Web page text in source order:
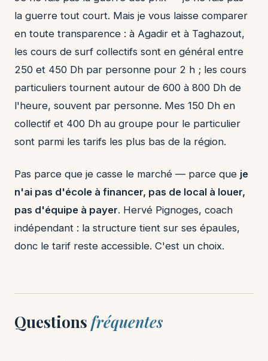
la guerre tout court. Mais je vous laisse comparer
en toute transparence : à Agadir et à Taghazout,
les cours de surf collectifs sont en général entre
250 et 450 Dh par personne pour 2 h ; les cours
particuliers tournent autour de 600 à 800 Dh de
l'heure, souvent par personne. Mes 150 Dh en
collectif et 400 Dh au groupe pour le particulier
sont parmi les tarifs les plus bas de la région.
Pas parce que je casse le marché — parce que je
n'ai pas d'école à financer, pas de local à louer,
pas d'équipe à payer. Hervé Pignoges, coach
indépendant : la structure tient sur ses épaules,
donc le tarif reste accessible. C'est un choix.
Questions fréquentes